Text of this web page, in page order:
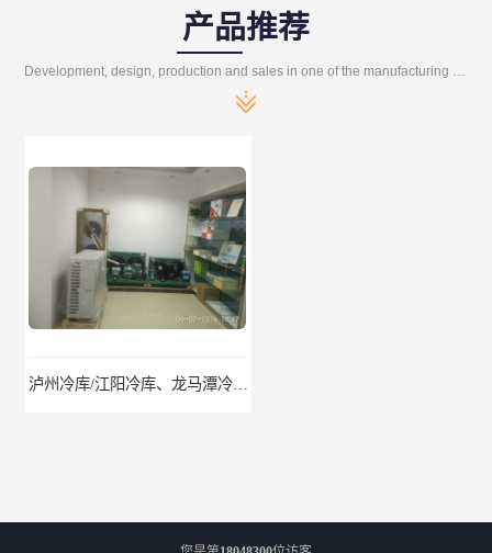
产品推荐
泸州冷库/江阳冷库、龙马潭冷库、纳溪冷库、泸县冷库、合江冷库、叙永冷库、古蔺冷库